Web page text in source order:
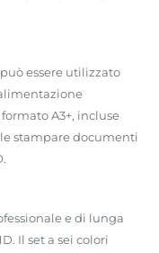
essere utilizzato
A3+, incluse
stampare documenti
e di lunga
Il set a sei colori